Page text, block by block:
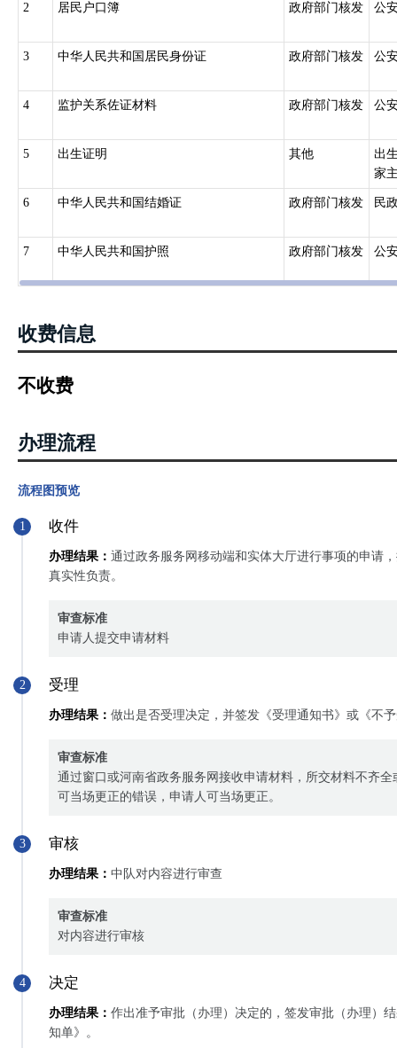
2 居民户口簿 政府部门核发 公
3 中华人民共和国居民身份证 政府部门核发 公
4 监护关系佐证材料 政府部门核发 公
5 出生证明 其他
出
家
6 中华人民共和国结婚证 政府部门核发 民
7 中华人民共和国护照 政府部门核发 公
收费信息
不收费
办理流程
流程图预览
1 收件
办理结果： 通过政务服务网移动端和实体大厅进行事项的申请
真实性负责。
审查标准
申请人提交申请材料
2 受理
办理结果： 做出是否受理决定，并签发《受理通知书》或《不
审查标准
通过窗口或河南省政务服务网接收申请材料，所交材料不齐
可当场更正的错误，申请人可当场更正。
3 审核
办理结果： 中队对内容进行审查
审查标准
对内容进行审核
4 决定
办理结果： 作出准予审批（办理）决定的，签发审批（办理）
知单》。